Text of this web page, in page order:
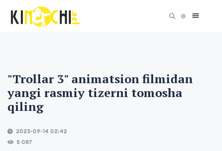
"Trollar 3" animatsion filmidan
yangi rasmiy tizerni tomosha
qiling
2023-09-14 02:42
5 087